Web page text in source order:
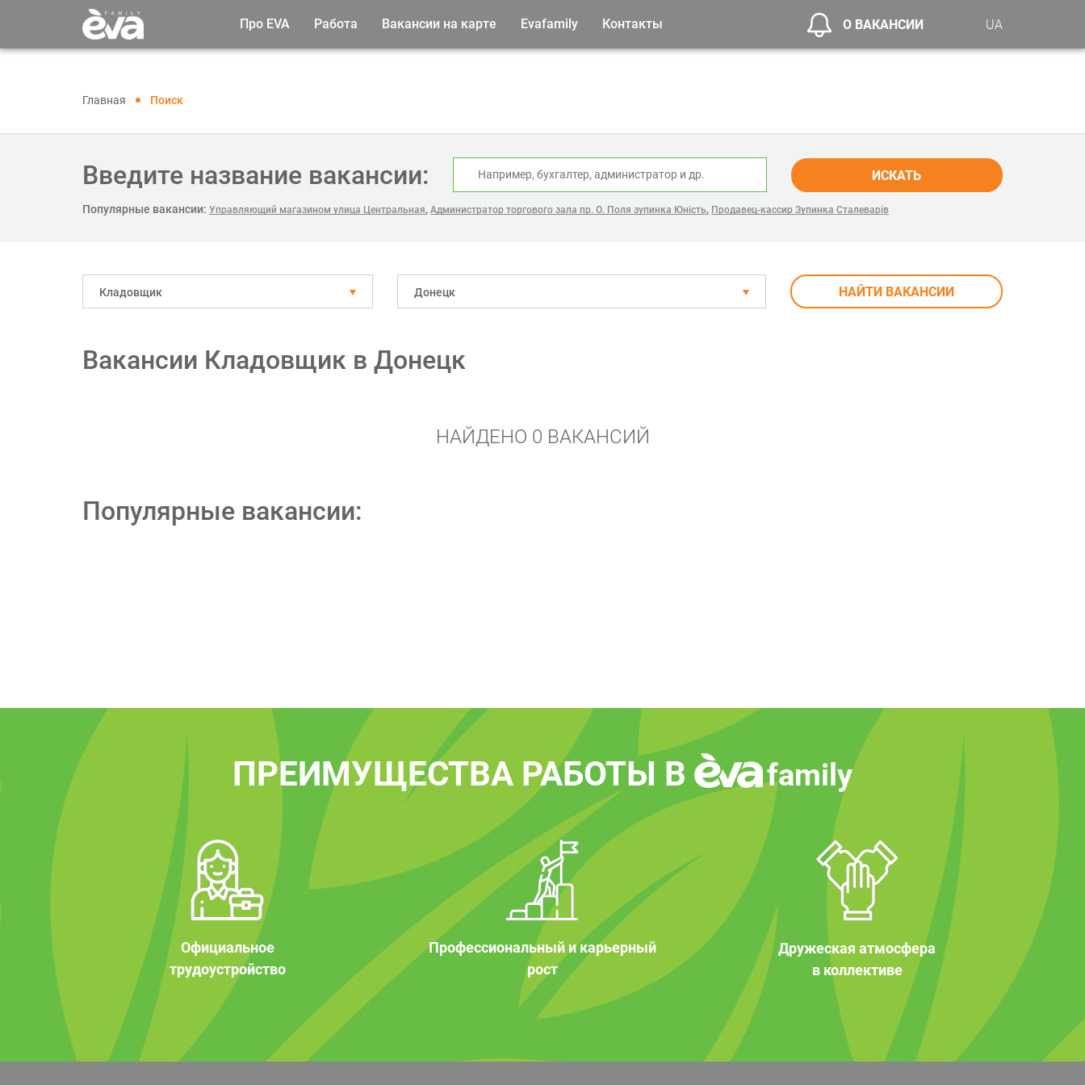
Про EVA Работа Вакансии на карте Evafamily Контакты О ВАКАНСИИ UA
Главная Поиск
Введите название вакансии: ИСКАТЬ
Популярные вакансии: Управляющий магазином улица Центральная, Администратор торгового зала пр. О. Поля зупинка Юність, Продавец-кассир Зупинка Сталеварів
Кладовщик Донецк НАЙТИ ВАКАНСИИ
Вакансии Кладовщик в Донецк
НАЙДЕНО 0 ВАКАНСИЙ
Популярные вакансии:
ПРЕИМУЩЕСТВА РАБОТЫ В family
Официальное
трудоустройство
Профессиональный и карьерный
рост
Дружеская атмосфера
в коллективе